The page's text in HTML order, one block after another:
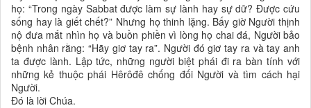
họ: “Trong ngày Sabbat được làm sự lành hay sự dữ? Ðược cứu
sống hay là giết chết?” Nhưng họ thinh lặng. Bấy giờ Người thịnh
nộ đưa mắt nhìn họ và buồn phiền vì lòng họ chai đá, Người bảo
bệnh nhân rằng: “Hãy giơ tay ra”. Người đó giơ tay ra và tay anh
ta được lành. Lập tức, những người biệt phái đi ra bàn tính với
những kẻ thuộc phái Hêrôđê chống đối Người và tìm cách hại
Người.
Ðó là lời Chúa.